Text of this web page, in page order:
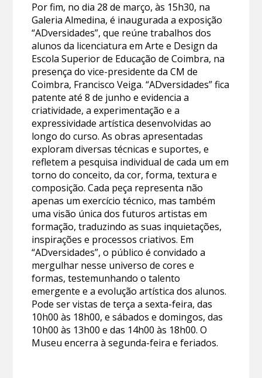
Por fim, no dia 28 de março, às 15h30, na
Galeria Almedina, é inaugurada a exposição
“ADversidades”, que reúne trabalhos dos
alunos da licenciatura em Arte e Design da
Escola Superior de Educação de Coimbra, na
presença do vice-presidente da CM de
Coimbra, Francisco Veiga. “ADversidades” fica
patente até 8 de junho e evidencia a
criatividade, a experimentação e a
expressividade artística desenvolvidas ao
longo do curso. As obras apresentadas
exploram diversas técnicas e suportes, e
refletem a pesquisa individual de cada um em
torno do conceito, da cor, forma, textura e
composição. Cada peça representa não
apenas um exercício técnico, mas também
uma visão única dos futuros artistas em
formação, traduzindo as suas inquietações,
inspirações e processos criativos. Em
“ADversidades”, o público é convidado a
mergulhar nesse universo de cores e
formas, testemunhando o talento
emergente e a evolução artística dos alunos.
Pode ser vistas de terça a sexta-feira, das
10h00 às 18h00, e sábados e domingos, das
10h00 às 13h00 e das 14h00 às 18h00. O
Museu encerra à segunda-feira e feriados.